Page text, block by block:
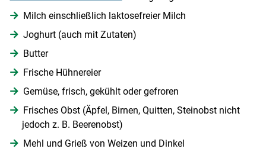
Milch einschließlich laktosefreier Milch
Joghurt (auch mit Zutaten)
Butter
Frische Hühnereier
Gemüse, frisch, gekühlt oder gefroren
Frisches Obst (Äpfel, Birnen, Quitten, Steinobst nicht
jedoch z. B. Beerenobst)
Mehl und Grieß von Weizen und Dinkel